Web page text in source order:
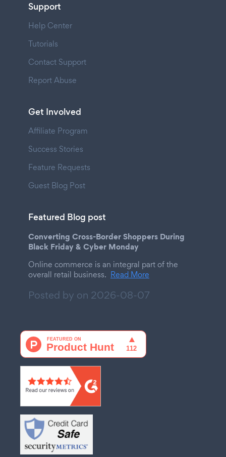
Support
Help Center
Tutorials
Contact Support
Report Abuse
Get Involved
Affiliate Program
Success Stories
Feature Requests
Guest Blog Post
Featured Blog post
Converting Cross-Border Shoppers During
Black Friday & Cyber Monday
Online commerce is an integral part of the
overall retail business. Read More
Posted by on 2026-08-07